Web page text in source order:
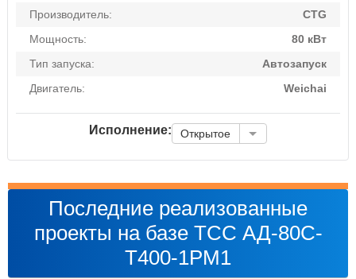
Производитель:
CTG
Мощность:
80 кВт
Тип запуска:
Автозапуск
Двигатель:
Weichai
Исполнение: Открытое
Последние реализованные
проекты на базе ТСС АД-80С-
Т400-1РМ1